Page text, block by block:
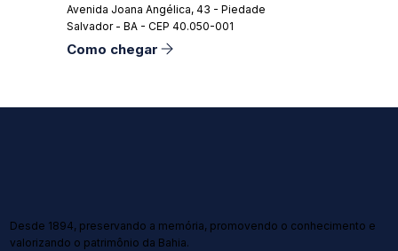
Avenida Joana Angélica, 43 - Piedade
Salvador - BA - CEP 40.050-001
Como chegar
Desde 1894, preservando a memória, promovendo o conhecimento e
valorizando o patrimônio da Bahia.